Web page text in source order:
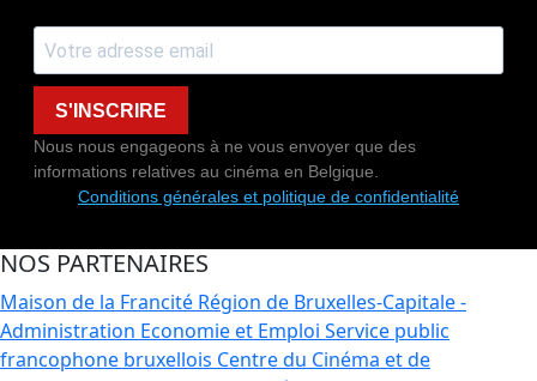
S'INSCRIRE
Nous nous engageons à ne vous envoyer que des
informations relatives au cinéma en Belgique.
Conditions générales et politique de confidentialité
NOS PARTENAIRES
Maison de la Francité Région de Bruxelles-Capitale -
Administration Economie et Emploi Service public
francophone bruxellois Centre du Cinéma et de